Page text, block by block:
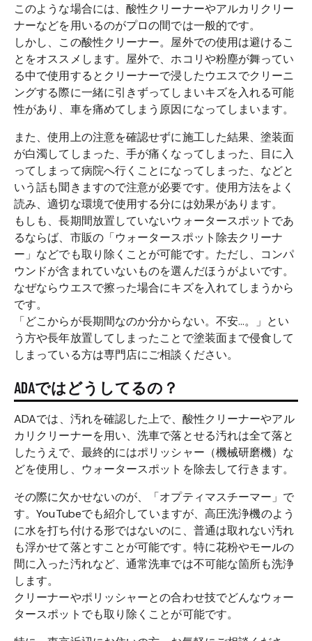
このような場合には、酸性クリーナーやアルカリクリー
ナーなどを用いるのがプロの間では一般的です。
しかし、この酸性クリーナー。屋外での使用は避けるこ
とをオススメします。屋外で、ホコリや粉塵が舞ってい
る中で使用するとクリーナーで浸したウエスでクリーニ
ングする際に一緒に引きずってしまいキズを入れる可能
性があり、車を痛めてしまう原因になってしまいます。
また、使用上の注意を確認せずに施工した結果、塗装面
が白濁してしまった、手が痛くなってしまった、目に入
ってしまって病院へ行くことになってしまった、などと
いう話も聞きますので注意が必要です。使用方法をよく
読み、適切な環境で使用する分には効果があります。
もしも、長期間放置していないウォータースポットであ
るならば、市販の「ウォータースポット除去クリーナ
ー」などでも取り除くことが可能です。ただし、コンパ
ウンドが含まれていないものを選んだほうがよいです。
なぜならウエスで擦った場合にキズを入れてしまうから
です。
「どこからが長期間なのか分からない。不安…。」とい
う方や長年放置してしまったことで塗装面まで侵食して
しまっている方は専門店にご相談ください。
ADAではどうしてるの？
ADAでは、汚れを確認した上で、酸性クリーナーやアル
カリクリーナーを用い、洗車で落とせる汚れは全て落と
したうえで、最終的にはポリッシャー（機械研磨機）な
どを使用し、ウォータースポットを除去して行きます。
その際に欠かせないのが、「オプティマスチーマー」で
す。YouTubeでも紹介していますが、高圧洗浄機のよう
に水を打ち付ける形ではないのに、普通は取れない汚れ
も浮かせて落とすことが可能です。特に花粉やモールの
間に入った汚れなど、通常洗車では不可能な箇所も洗浄
します。
クリーナーやポリッシャーとの合わせ技でどんなウォー
タースポットでも取り除くことが可能です。